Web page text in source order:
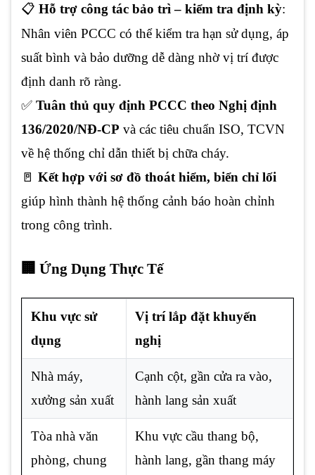
📋 Hỗ trợ công tác bảo trì – kiểm tra định kỳ:
Nhân viên PCCC có thể kiểm tra hạn sử dụng, áp
suất bình và bảo dưỡng dễ dàng nhờ vị trí được
định danh rõ ràng.
✅ Tuân thủ quy định PCCC theo Nghị định
136/2020/NĐ-CP và các tiêu chuẩn ISO, TCVN
về hệ thống chỉ dẫn thiết bị chữa cháy.
🚪 Kết hợp với sơ đồ thoát hiểm, biển chỉ lối
giúp hình thành hệ thống cảnh báo hoàn chỉnh
trong công trình.
🏢 Ứng Dụng Thực Tế
Khu vực sử
dụng
Vị trí lắp đặt khuyến
nghị
Nhà máy,
xưởng sản xuất
Cạnh cột, gần cửa ra vào,
hành lang sản xuất
Tòa nhà văn
phòng, chung
Khu vực cầu thang bộ,
hành lang, gần thang máy